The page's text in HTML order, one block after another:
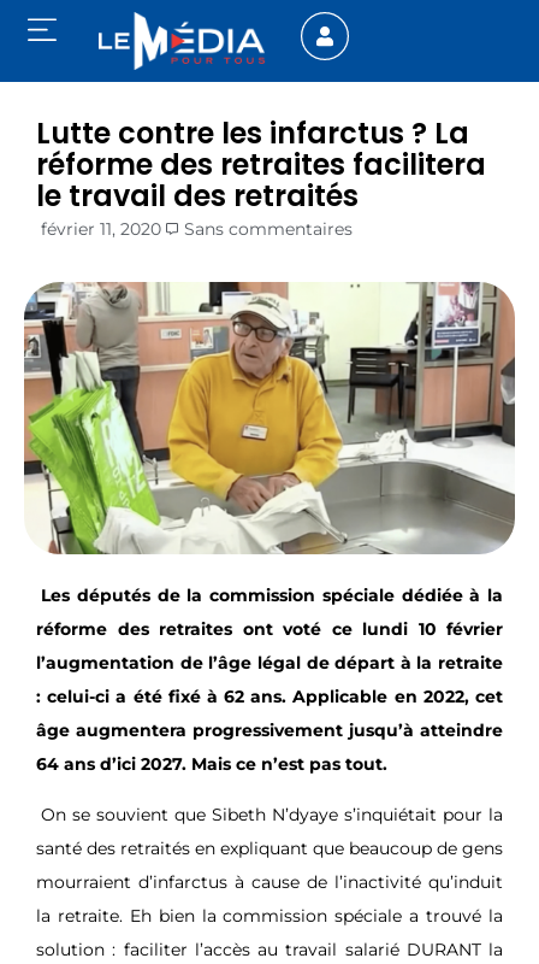
Lutte contre les infarctus ? La
réforme des retraites facilitera
le travail des retraités
février 11, 2020 Sans commentaires
Les députés de la commission spéciale dédiée à la
réforme des retraites ont voté ce lundi 10 février
l’augmentation de l’âge légal de départ à la retraite
: celui-ci a été fixé à 62 ans. Applicable en 2022, cet
âge augmentera progressivement jusqu’à atteindre
64 ans d’ici 2027. Mais ce n’est pas tout.
On se souvient que Sibeth N’dyaye s’inquiétait pour la
santé des retraités en expliquant que beaucoup de gens
mourraient d’infarctus à cause de l’inactivité qu’induit
la retraite. Eh bien la commission spéciale a trouvé la
solution : faciliter l’accès au travail salarié DURANT la